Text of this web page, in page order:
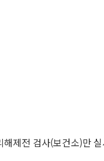
제전 검사(보건소)만 실